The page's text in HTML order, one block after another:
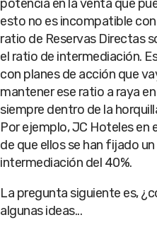
potencia en la venta que
esto no es incompatible
ratio de Reservas Directas
el ratio de intermediación.
con planes de acción que
mantener ese ratio a raya
siempre dentro de la
Por ejemplo, JC Hoteles en
de que ellos se han fijado
intermediación del 40%.
La pregunta siguiente es,
algunas ideas...